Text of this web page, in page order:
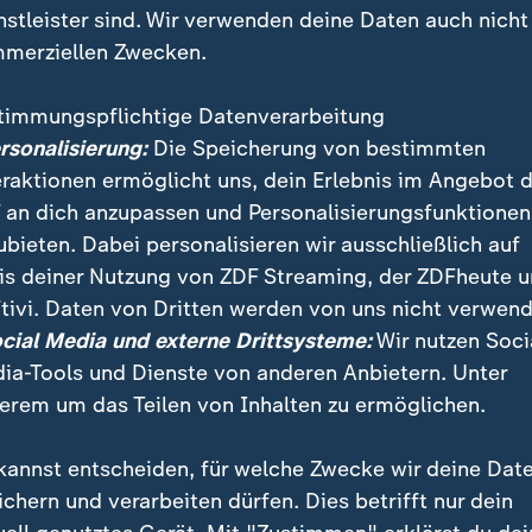
eine neue RS-Virus-Welle begonnen. Seit
deutlich gestiegen, besonders betroffen sind
sind. Wir verwenden deine Daten auch nicht
Zwecken.
Datenverarbeitung
Die Speicherung von bestimmten
ermöglicht uns, dein Erlebnis im Angebot
an dich anzupassen und Personalisierungsfunktionen
Dabei personalisieren wir ausschließlich auf
deiner Nutzung von ZDF Streaming, der ZDFheute
Daten von Dritten werden von uns nicht
Media und externe Drittsysteme:Wir nutzen
Tools und Dienste von anderen Anbietern. Unter
um das Teilen von Inhalten zu ermöglichen.
entscheiden, für welche Zwecke wir deine
und verarbeiten dürfen. Dies betrifft nur dein